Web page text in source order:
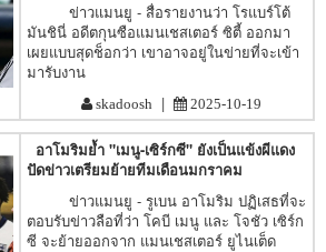
ข่าวแมนยู - สื่อรายงานว่า โรแบร์โต้
มันชินี่ อดีตกุนซือแมนเชสเตอร์ ซิตี้ ออกมา
เผยแบบสุดช็อกว่า เขาอาจอยู่ในข่ายที่จะเข้า
มารับงาน
skadoosh | 2025-10-19
อาโมริมย้ำ "เมนู-เซิร์กซี" ยังเป็นแข้งผีแดง
ปัดข่าวเตรียมย้ายทีมเดือนมกราคม
ข่าวแมนยู - รูเบน อาโมริม ปฏิเสธที่จะ
ตอบรับข่าวลือที่ว่า โคบี เมนู และ โจชัว เซิร์ก
ซี จะย้ายออกจาก แมนเชสเตอร์ ยูไนเต็ด